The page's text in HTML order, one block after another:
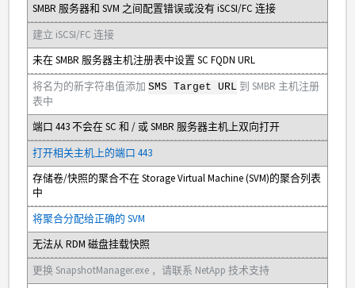
SMBR 服务器和 SVM 之间配置错误或没有 iSCSI/FC 连接
建立 iSCSI/FC 连接
未在 SMBR 服务器主机注册表中设置 SC FQDN URL
将名为的新字符串值添加SMS Target URL 到 SMBR 主机注册
表中
端口 443 不会在 SC 和 / 或 SMBR 服务器主机上双向打开
打开相关主机上的端口 443
存储卷/快照的聚合不在 Storage Virtual Machine (SVM)的聚合列表
中
将聚合分配给正确的 SVM
无法从 RDM 磁盘挂载快照
更换 SnapshotManager.exe ，请联系 NetApp 技术支持